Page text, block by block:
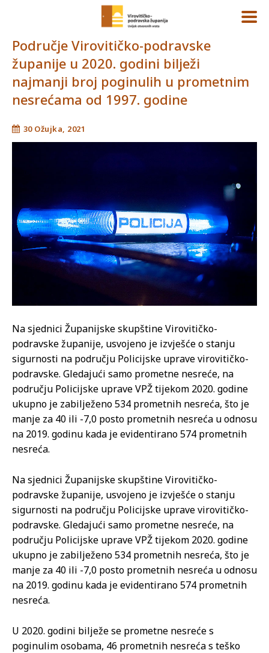
Područje Virovitičko-podravske
županije u 2020. godini bilježi
najmanji broj poginulih u prometnim
nesrećama od 1997. godine
30 Ožujka, 2021
Na sjednici Županijske skupštine Virovitičko-
podravske županije, usvojeno je izvješće o stanju
sigurnosti na području Policijske uprave virovitičko-
podravske. Gledajući samo prometne nesreće, na
području Policijske uprave VPŽ tijekom 2020. godine
ukupno je zabilježeno 534 prometnih nesreća, što je
manje za 40 ili -7,0 posto prometnih nesreća u odnosu
na 2019. godinu kada je evidentirano 574 prometnih
nesreća.
Na sjednici Županijske skupštine Virovitičko-
podravske županije, usvojeno je izvješće o stanju
sigurnosti na području Policijske uprave virovitičko-
podravske. Gledajući samo prometne nesreće, na
području Policijske uprave VPŽ tijekom 2020. godine
ukupno je zabilježeno 534 prometnih nesreća, što je
manje za 40 ili -7,0 posto prometnih nesreća u odnosu
na 2019. godinu kada je evidentirano 574 prometnih
nesreća.
U 2020. godini bilježe se prometne nesreće s
poginulim osobama, 46 prometnih nesreća s teško